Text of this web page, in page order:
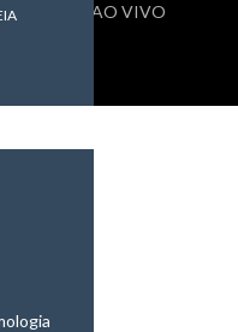
AO VIVO